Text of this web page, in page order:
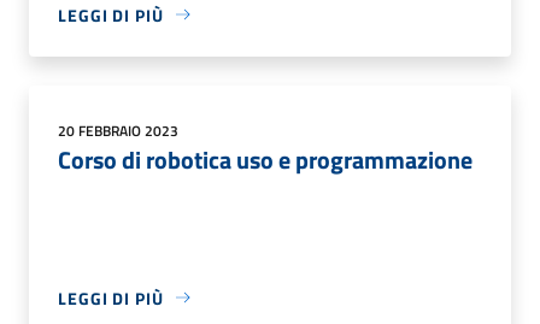
LEGGI DI PIÙ
20 FEBBRAIO 2023
Corso di robotica uso e programmazione
LEGGI DI PIÙ